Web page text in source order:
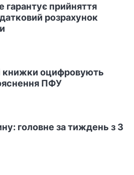
гарантує прийняття
розрахунок
книжки оцифровують
ПФУ
головне за тиждень з 3